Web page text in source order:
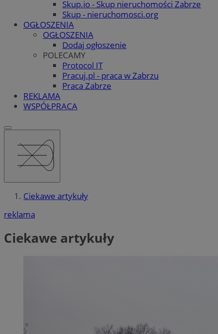
Skup.io - Skup nieruchomości Zabrze
Skup - nieruchomosci.org
OGŁOSZENIA
OGŁOSZENIA
Dodaj ogłoszenie
POLECAMY
Protocol IT
Pracuj.pl - praca w Zabrzu
Praca Zabrze
REKLAMA
WSPÓŁPRACA
Ciekawe artykuły
reklama
Ciekawe artykuły